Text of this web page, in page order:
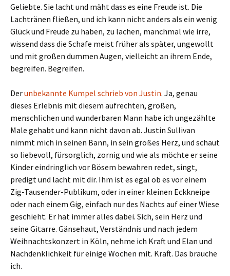
Geliebte. Sie lacht und mäht dass es eine Freude ist. Die
Lachtränen fließen, und ich kann nicht anders als ein wenig
Glück und Freude zu haben, zu lachen, manchmal wie irre,
wissend dass die Schafe meist früher als später, ungewollt
und mit großen dummen Augen, vielleicht an ihrem Ende,
begreifen. Begreifen.
Derunbekannte Kumpel schrieb von Justin. Ja, genau
dieses Erlebnis mit diesem aufrechten, großen,
menschlichen und wunderbaren Mann habe ich ungezählte
Male gehabt und kann nicht davon ab. Justin Sullivan
nimmt mich in seinen Bann, in sein großes Herz, und schaut
so liebevoll, fürsorglich, zornig und wie als möchte er seine
Kinder eindringlich vor Bösem bewahren redet, singt,
predigt und lacht mit dir. Ihm ist es egal ob es vor einem
Zig-Tausender-Publikum, oder in einer kleinen Eckkneipe
oder nach einem Gig, einfach nur des Nachts auf einer Wiese
geschieht. Er hat immer alles dabei. Sich, sein Herz und
seine Gitarre. Gänsehaut, Verständnis und nach jedem
Weihnachtskonzert in Köln, nehme ich Kraft und Elan und
Nachdenklichkeit für einige Wochen mit. Kraft. Das brauche
ich.